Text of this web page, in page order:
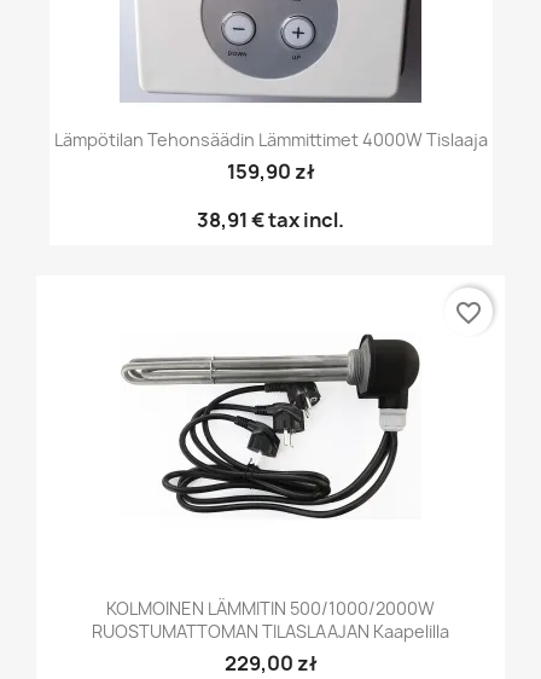
Lämpötilan Tehonsäädin Lämmittimet 4000W Tislaaja
159,90 zł
38,91 €tax incl.
KOLMOINEN LÄMMITIN 500/1000/2000W
RUOSTUMATTOMAN TILASLAAJAN Kaapelilla
229,00 zł
favorite_border